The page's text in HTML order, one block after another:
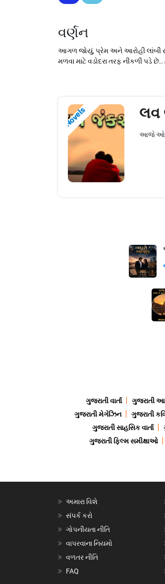
વર્ણન
આગળ જોયું, પ્રેમ અને આરોહી લાંબી
મળવા માટે વડોદરા તરફ નીકળી પડે
Novels લવ
આજે
ગુજરાતી વાર્તા ગુજરાતી
ગુજરાતી મેગેઝિન
ગુજરાતી
ગુજરાતી સાહસિક વાર્તા
ગુજરાતી ફિલ્મ સમીક્ષાઓ
અમારા વિશે
સંપર્ક કરો
ગોપનીયતા નીતિ
વાપરવાના નિયમો
વળતર નીતિ
FAQ